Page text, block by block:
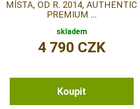
MÍSTA, OD R. 2014, AUTHENTIC
PREMIUM ...
skladem
4 790 CZK